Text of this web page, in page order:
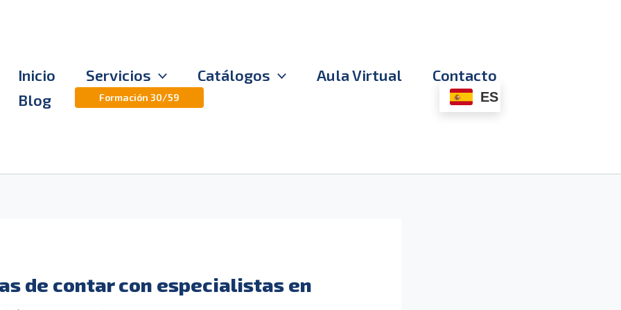
Inicio Servicios Catálogos Aula Virtual
Contacto
Blog
Formación 30/59 ES
de contar con especialistas en